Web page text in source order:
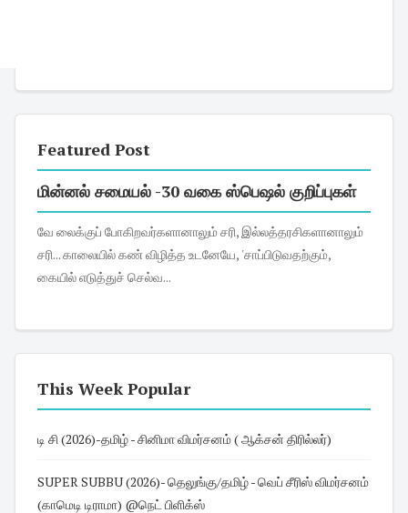
Featured Post
மின்னல் சமையல் -30 வகை ஸ்பெஷல் குறிப்புகள்
வே லைக்குப் போகிறவர்களானாலும் சரி, இல்லத்தரசிகளானாலும்
சரி... காலையில் கண் விழித்த உடனேயே, 'சாப்பிடுவதற்கும்,
கையில் எடுத்துச் செல்வ...
This Week Popular
டி சி (2026)-தமிழ் - சினிமா விமர்சனம் ( ஆக்சன் திரில்லர்)
SUPER SUBBU (2026)- தெலுங்கு/தமிழ் - வெப் சீரிஸ் விமர்சனம்
(காமெடி டிராமா) @நெட் பிளிக்ஸ்